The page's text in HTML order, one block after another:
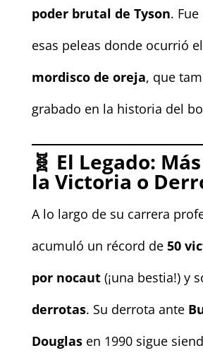
poder brutal de Tyson.
esas peleas donde ocurrió
mordisco de oreja, que
grabado en la historia del
🧬 El Legado:
la Victoria o
A lo largo de su carrera
acumuló un récord de 50
por nocaut(¡una bestia!) y
derrotas. Su derrota ante
Douglasen 1990 sigue